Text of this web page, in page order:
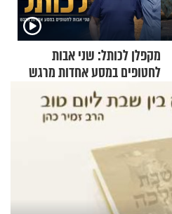
מקפלן לכותל: שני אבות
לחטופים במסע אחדות מרגש